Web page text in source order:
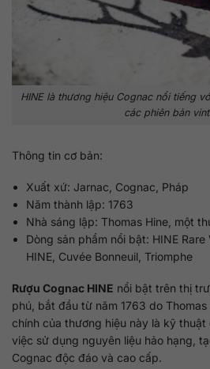
HINE là thương hiệu Cognac nổi tiếng
các phiên bản
Thông tin cơ bản:
Xuất xứ: Jarnac, Cognac, Pháp
Năm thành lập: 1763
Nhà sáng lập: Thomas Hine, một
Dòng sản phẩm nổi bật: HINE
HINE, Cuvée Bonneuil, Triomphe
Rượu Cognac HINE nổi bật trên thị
phú, bắt đầu từ năm 1763 do
chính của thương hiệu này là kỹ
việc sử dụng nguyên liệu hảo hạng,
Cognac độc đáo và cao cấp.